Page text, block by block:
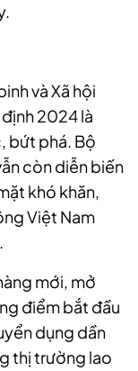
và Xã hội
2024 là
bứt phá. Bộ
còn diễn biến
khó khăn,
Việt Nam
mới, mở
điểm bắt đầu
dụng dần
thị trường lao